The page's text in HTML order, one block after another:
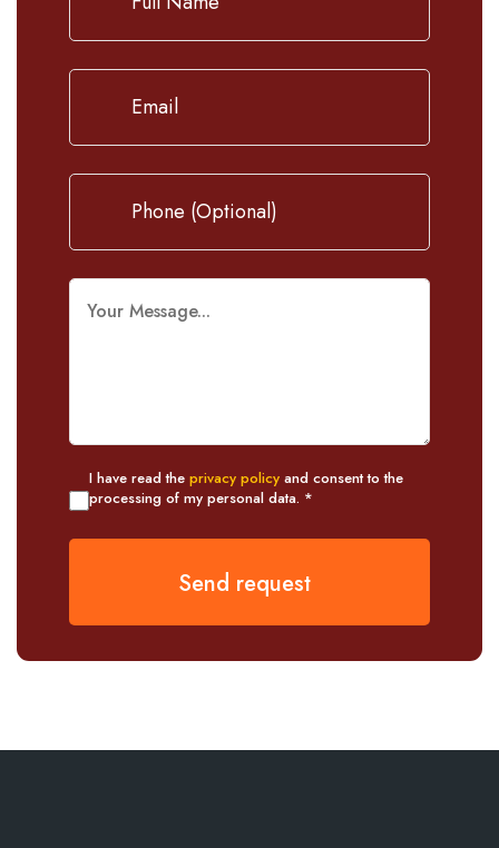
I have read the privacy policy and consent to the
processing of my personal data. *
Send request